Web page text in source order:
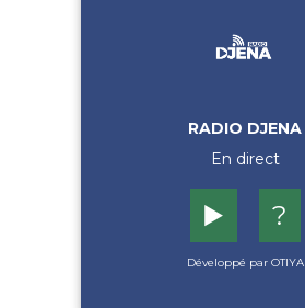
RADIO DJENA
En direct
▶️ ?
Développé par OTIYA